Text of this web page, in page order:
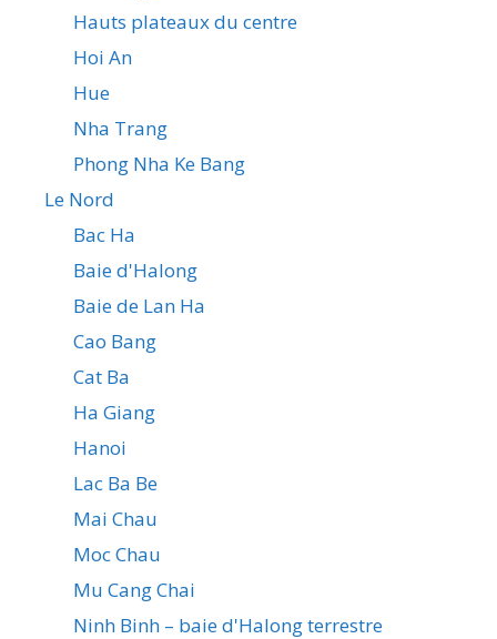
Hauts plateaux du centre
Hoi An
Hue
Nha Trang
Phong Nha Ke Bang
Le Nord
Bac Ha
Baie d'Halong
Baie de Lan Ha
Cao Bang
Cat Ba
Ha Giang
Hanoi
Lac Ba Be
Mai Chau
Moc Chau
Mu Cang Chai
Ninh Binh – baie d'Halong terrestre